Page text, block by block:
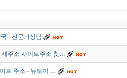
- 전문의상담
주소 사이트주소 찾…
트 주소 - 뉴토끼 …